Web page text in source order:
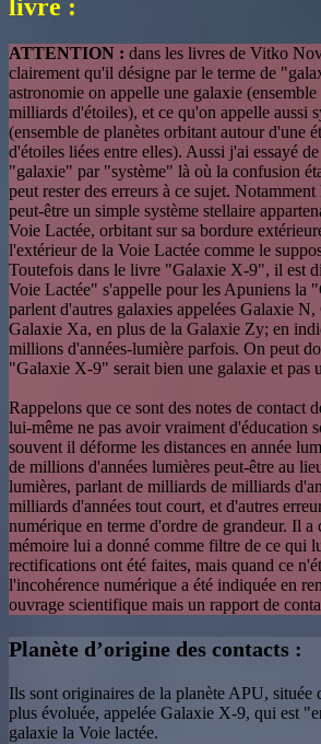
livre :
ATTENTION : dans les livres de Vitko
clairement qu'il désigne par le terme de
astronomie on appelle une galaxie (ensemble
milliards d'étoiles), et ce qu'on appelle aussi
(ensemble de planètes orbitant autour d'une
d'étoiles liées entre elles). Aussi j'ai essayé
"galaxie" par "système" là où la confusion
peut rester des erreurs à ce sujet.
peut-être un simple système stellaire
Voie Lactée, orbitant sur sa bordure
l'extérieur de la Voie Lactée comme le
Toutefois dans le livre "Galaxie X-9", il est
Voie Lactée" s'appelle pour les Apuniens la
parlent d'autres galaxies appelées Galaxie
Galaxie Xa, en plus de la Galaxie Zy; en
millions d'années-lumière parfois. On peut
"Galaxie X-9" serait bien une galaxie et pas
Rappelons que ce sont des notes de
lui-même ne pas avoir vraiment d'éducation
souvent il déforme les distances en année
de millions d'années lumières peut-être au
lumières, parlant de milliards de milliards
milliards d'années tout court, et d'autres
numérique en terme d'ordre de grandeur. Il a
mémoire lui a donné comme filtre de ce qui
rectifications ont été faites, mais quand ce
l'incohérence numérique a été indiquée en
ouvrage scientifique mais un rapport de
Planète d’origine des contacts :
Ils sont originaires de la planète APU, située
plus évoluée, appelée Galaxie X-9, qui est
galaxie la Voie lactée.